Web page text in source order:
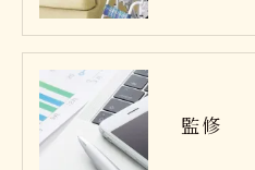
監修